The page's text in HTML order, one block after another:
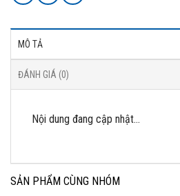
MÔ TẢ
ĐÁNH GIÁ (0)
Nội dung đang cập nhật…
SẢN PHẨM CÙNG NHÓM